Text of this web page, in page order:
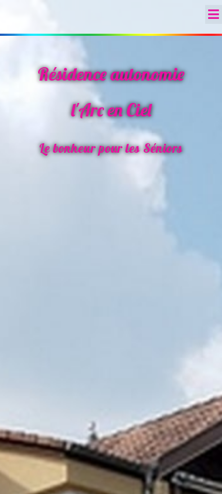
Résidence autonomie
l'Arc en Ciel
Le bonheur pour les Séniors